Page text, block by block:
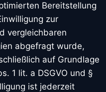
Bereitstellung
zur
vergleichbaren
abgefragt wurde,
auf Grundlage
1 lit. a DSGVO und §
ist jederzeit